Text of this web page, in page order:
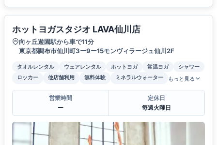
ホットヨガスタジオ LAVA仙川店
向ヶ丘遊園駅から車で11分
東京都調布市仙川町3ー9ー15モンヴィラージュ仙川2F
タオルレンタル ウェアレンタル ホットヨガ 常温ヨガ
シャワー
ロッカー
他店舗利用 無料体験 ミネラルウォーター もっと見る
営業時間
ー
定休日
毎週火曜日